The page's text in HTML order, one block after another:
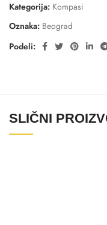
Kategorija: Kompasi
Oznaka: Beograd
Podeli:
SLIČNI